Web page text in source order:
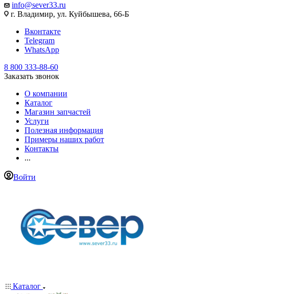
info@sever33.ru
г. Владимир, ул. Куйбышева, 66-Б
Вконтакте
Telegram
WhatsApp
8 800 333-88-60
Заказать звонок
О компании
Каталог
Магазин запчастей
Услуги
Полезная информация
Примеры наших работ
Контакты
...
Войти
Каталог